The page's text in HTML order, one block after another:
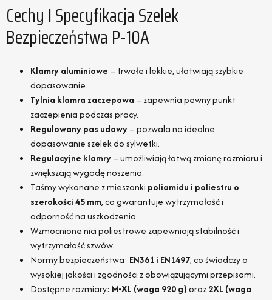
Cechy I Specyfikacja Szelek
Bezpieczeństwa P-10A
Klamry aluminiowe – trwałe i lekkie, ułatwiają szybkie
dopasowanie.
Tylnia klamra zaczepowa – zapewnia pewny punkt
zaczepienia podczas pracy.
Regulowany pas udowy– pozwala na idealne
dopasowanie szelek do sylwetki.
Regulacyjne klamry– umożliwiają łatwą zmianę rozmiaru i
zwiększają wygodę noszenia.
Taśmy wykonane z mieszanki poliamidu i poliestru o
szerokości 45 mm, co gwarantuje wytrzymałość i
odporność na uszkodzenia.
Wzmocnione nici poliestrowe zapewniają stabilność i
wytrzymałość szwów.
Normy bezpieczeństwa: EN361 i EN1497, co świadczy o
wysokiej jakości i zgodności z obowiązującymi przepisami.
Dostępne rozmiary: M-XL (waga 920 g)oraz2XL (waga